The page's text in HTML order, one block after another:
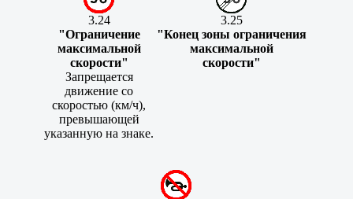
3.24
3.25
"Ограничение
максимальной
скорости"
Запрещается
движение со
скоростью (км/ч),
превышающей
указанную на знаке.
"Конец зоны ограничения
максимальной
скорости"